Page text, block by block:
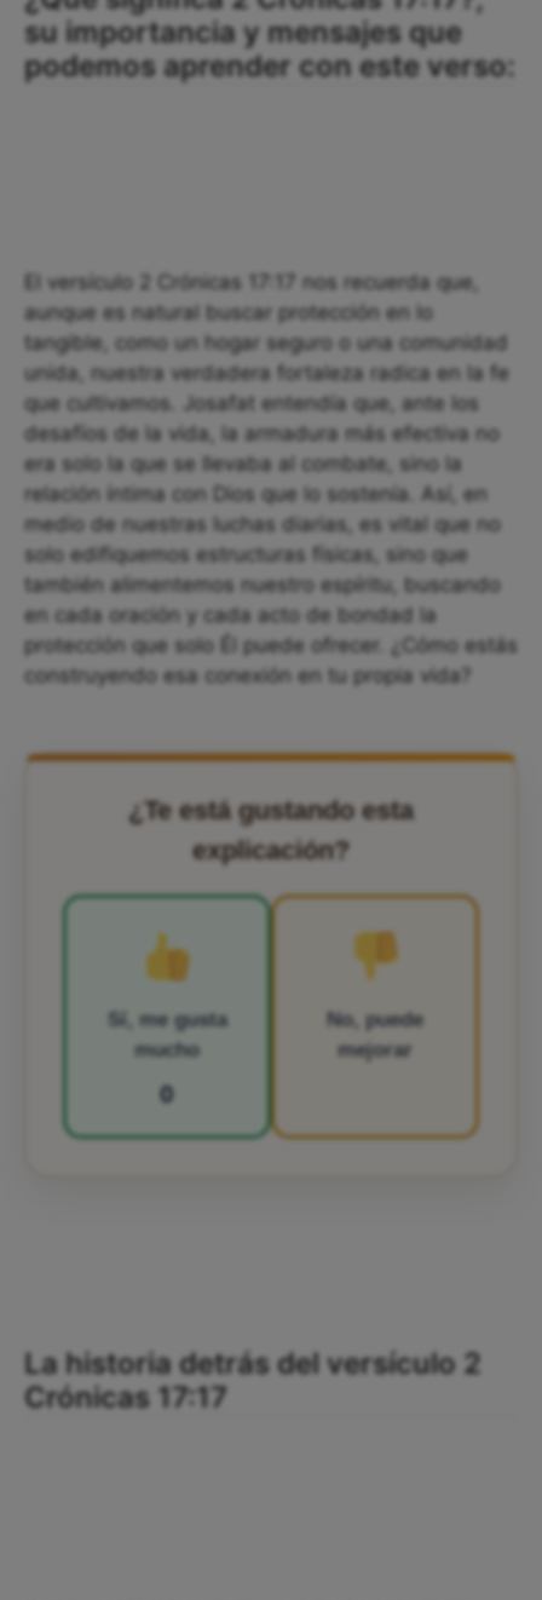
su importancia y mensajes que
podemos aprender con este verso:
El versículo 2 Crónicas 17:17 nos recuerda que,
aunque es natural buscar protección en lo
tangible, como un hogar seguro o una comunidad
unida, nuestra verdadera fortaleza radica en la fe
que cultivamos. Josafat entendía que, ante los
desafíos de la vida, la armadura más efectiva no
era solo la que se llevaba al combate, sino la
relación íntima con Dios que lo sostenía. Así, en
medio de nuestras luchas diarias, es vital que no
solo edifiquemos estructuras físicas, sino que
también alimentemos nuestro espíritu, buscando
en cada oración y cada acto de bondad la
protección que solo Él puede ofrecer. ¿Cómo estás
construyendo esa conexión en tu propia vida?
¿Te está gustando esta
explicación?
Sí, me gusta
mucho
0
No, puede
mejorar
La historia detrás del versículo 2
Crónicas 17:17